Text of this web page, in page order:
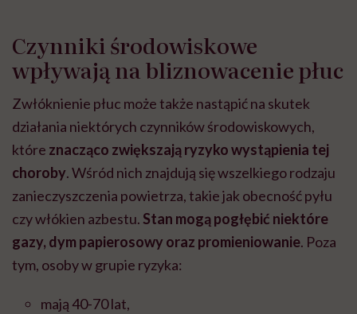
Czynniki środowiskowe
wpływają na bliznowacenie płuc
Zwłóknienie płuc może także nastąpić na skutek
działania niektórych czynników środowiskowych,
które znacząco zwiększają ryzyko wystąpienia tej
choroby. Wśród nich znajdują się wszelkiego rodzaju
zanieczyszczenia powietrza, takie jak obecność pyłu
czy włókien azbestu. Stan mogą pogłębić niektóre
gazy, dym papierosowy oraz promieniowanie. Poza
tym, osoby w grupie ryzyka:
mają 40-70 lat,